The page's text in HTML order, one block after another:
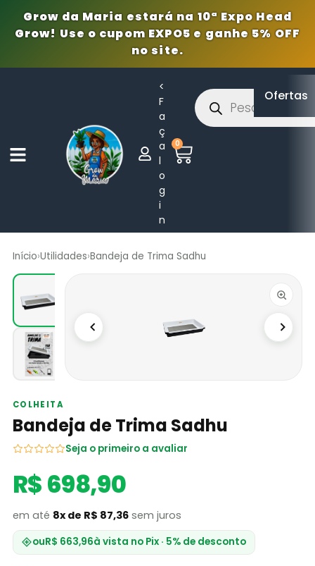
Grow da Maria estará na 10ª Expo Head
Grow! Use o cupom EXPO5 e ganhe 5% OFF
no site.
<
F
a
ç
a
l
o
g
i
n
0
Ofertas
Início›Utilidades›Bandeja de Trima Sadhu
COLHEITA
Bandeja de Trima Sadhu
Seja o primeiro a avaliar
R$ 698,90
em até 8x de R$ 87,36sem juros
ouR$ 663,96à vista no Pix · 5% de desconto